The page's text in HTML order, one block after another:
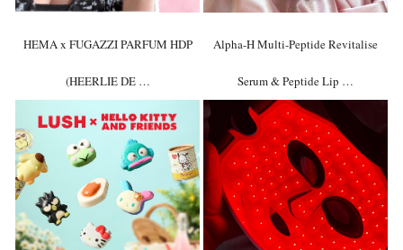
HEMA x FUGAZZI PARFUM HDP
(HEERLIE DE …
Alpha-H Multi-Peptide Revitalise
Serum & Peptide Lip …